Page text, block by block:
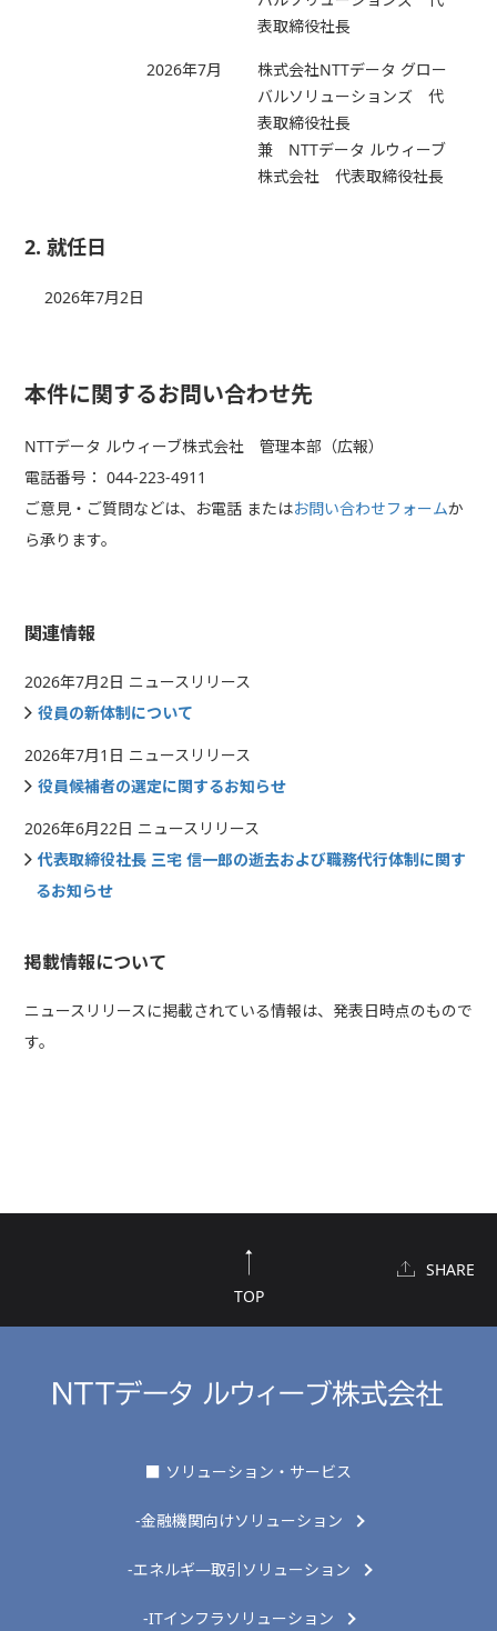
表取締役社長
2026年7月
株式会社NTTデータ グロー
バルソリューションズ 代
表取締役社長
兼 NTTデータ ルウィーブ
株式会社 代表取締役社長
2. 就任日
2026年7月2日
本件に関するお問い合わせ先
NTTデータ ルウィーブ株式会社 管理本部（広報）
電話番号： 044-223-4911
ご意見・ご質問などは、お電話 またはお問い合わせフォームか
ら承ります。
関連情報
2026年7月2日 ニュースリリース
役員の新体制について
2026年7月1日 ニュースリリース
役員候補者の選定に関するお知らせ
2026年6月22日 ニュースリリース
代表取締役社長 三宅 信一郎の逝去および職務代行体制に関す
るお知らせ
掲載情報について
ニュースリリースに掲載されている情報は、発表日時点のもので
す。
TOP
SHARE
■ ソリューション・サービス
-金融機関向けソリューション
-エネルギ―取引ソリューション
-ITインフラソリューション